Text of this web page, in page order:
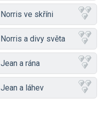
Norris ve skříni
Norris a divy světa
Jean a rána
Jean a láhev